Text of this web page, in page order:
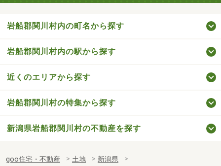
岩船郡関川村内の町名から探す
岩船郡関川村内の駅から探す
近くのエリアから探す
岩船郡関川村の特集から探す
新潟県岩船郡関川村の不動産を探す
goo住宅・不動産 土地
新潟県